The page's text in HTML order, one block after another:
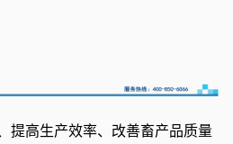
提高生产效率、改善畜产品质量